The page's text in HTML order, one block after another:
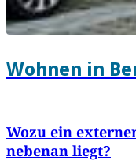
Wohnen in
Wozu ein
nebenan liegt?